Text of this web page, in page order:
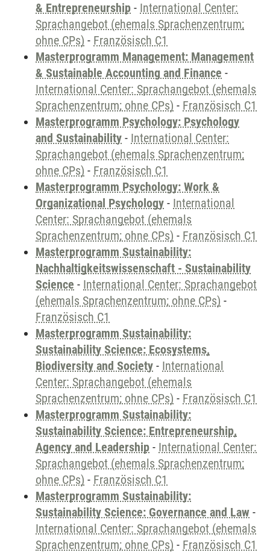
& Entrepreneurship - International Center:
Sprachangebot (ehemals Sprachenzentrum;
ohne CPs) - Französisch C1
Masterprogramm Management: Management
& Sustainable Accounting and Finance -
International Center: Sprachangebot (ehemals
Sprachenzentrum; ohne CPs) - Französisch C1
Masterprogramm Psychology: Psychology
and Sustainability - International Center:
Sprachangebot (ehemals Sprachenzentrum;
ohne CPs) - Französisch C1
Masterprogramm Psychology: Work &
Organizational Psychology - International
Center: Sprachangebot (ehemals
Sprachenzentrum; ohne CPs) - Französisch C1
Masterprogramm Sustainability:
Nachhaltigkeitswissenschaft - Sustainability
Science - International Center: Sprachangebot
(ehemals Sprachenzentrum; ohne CPs) -
Französisch C1
Masterprogramm Sustainability:
Sustainability Science: Ecosystems,
Biodiversity and Society - International
Center: Sprachangebot (ehemals
Sprachenzentrum; ohne CPs) - Französisch C1
Masterprogramm Sustainability:
Sustainability Science: Entrepreneurship,
Agency and Leadership - International Center:
Sprachangebot (ehemals Sprachenzentrum;
ohne CPs) - Französisch C1
Masterprogramm Sustainability:
Sustainability Science: Governance and Law -
International Center: Sprachangebot (ehemals
Sprachenzentrum; ohne CPs) - Französisch C1